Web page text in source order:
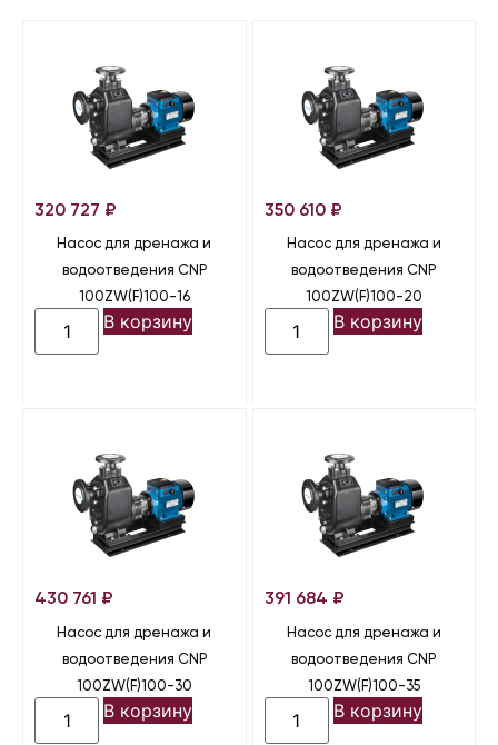
320 727 ₽
Насос для дренажа и
водоотведения CNP
100ZW(F)100-16
В корзину
350 610 ₽
Насос для дренажа и
водоотведения CNP
100ZW(F)100-20
В корзину
430 761 ₽
Насос для дренажа и
водоотведения CNP
100ZW(F)100-30
В корзину
391 684 ₽
Насос для дренажа и
водоотведения CNP
100ZW(F)100-35
В корзину